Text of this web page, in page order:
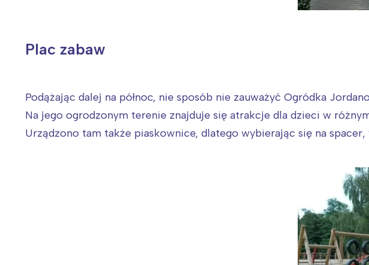
Plac zabaw
Podążając dalej na północ, nie sposób nie zauważyć Ogródka
Na jego ogrodzonym terenie znajduje się atrakcje dla dzieci w
Urządzono tam także piaskownice, dlatego wybierając się na